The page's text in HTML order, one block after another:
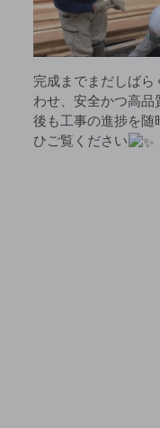
完成までまだしば
わせ、安全かつ高品
後も工事の進捗を随
ひご覧ください